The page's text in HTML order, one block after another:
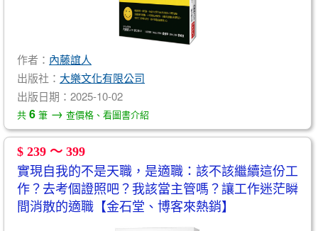
作者： 內藤誼人
出版社： 大樂文化有限公司
出版日期：2025-10-02
共 6 筆 → 查價格、看圖書介紹
$ 239 ～ 399
實現自我的不是天職，是適職：該不該繼續這份工
作？去考個證照吧？我該當主管嗎？讓工作迷茫瞬
間消散的適職【金石堂、博客來熱銷】